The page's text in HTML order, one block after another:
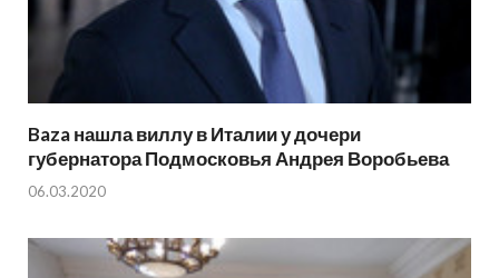
Baza нашла виллу в Италии у дочери
губернатора Подмосковья Андрея Воробьева
06.03.2020